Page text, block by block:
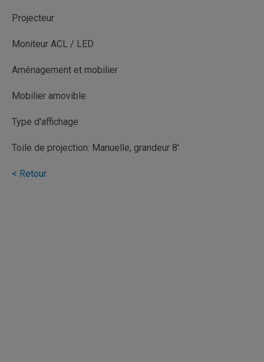
Projecteur
Moniteur ACL / LED
Aménagement et mobilier
Mobilier amovible
Type d'affichage
Toile de projection: Manuelle, grandeur 8'
< Retour